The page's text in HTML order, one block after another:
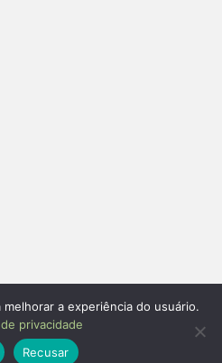
a experiência do usuário.
privacidade
Recusar